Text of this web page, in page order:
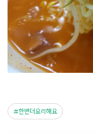
한번더요리해요